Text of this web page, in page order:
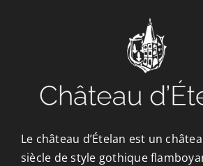
Le château d’Ételan est un
siècle de style gothique